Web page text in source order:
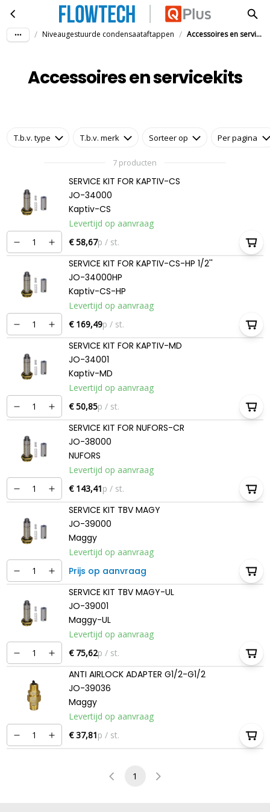
Ga naar hoofdinhoudAccessoires en servicekits
/ Niveaugestuurde condensaataftappen / Accessoires en servicekits
Accessoires en servicekits
T.b.v. type T.b.v. merk Sorteer op Per pagina
7 producten
SERVICE KIT FOR KAPTIV-CS
JO-34000
Kaptiv-CS
Levertijd op aanvraag
€ 58,67p / st.
SERVICE KIT FOR KAPTIV-CS-HP 1/2''
JO-34000HP
Kaptiv-CS-HP
Levertijd op aanvraag
€ 169,49p / st.
SERVICE KIT FOR KAPTIV-MD
JO-34001
Kaptiv-MD
Levertijd op aanvraag
€ 50,85p / st.
SERVICE KIT FOR NUFORS-CR
JO-38000
NUFORS
Levertijd op aanvraag
€ 143,41p / st.
SERVICE KIT TBV MAGY
JO-39000
Maggy
Levertijd op aanvraag
Prijs op aanvraag
SERVICE KIT TBV MAGY-UL
JO-39001
Maggy-UL
Levertijd op aanvraag
€ 75,62p / st.
ANTI AIRLOCK ADAPTER G1/2-G1/2
JO-39036
Maggy
Levertijd op aanvraag
€ 37,81p / st.
1